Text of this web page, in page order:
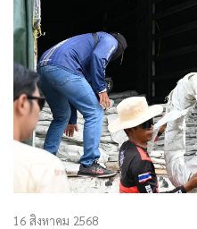
16 สิงหาคม 2568